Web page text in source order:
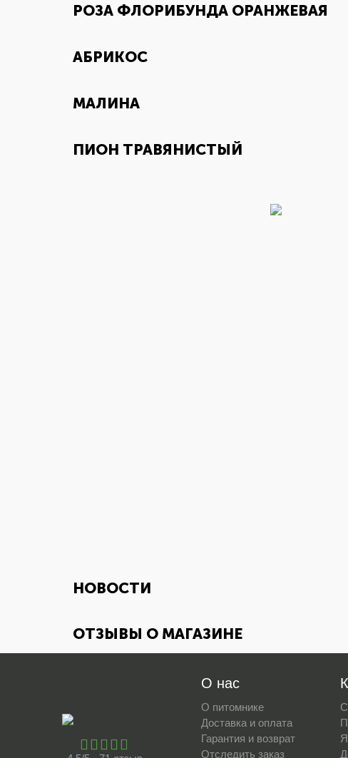
РОЗА ФЛОРИБУНДА ОРАНЖЕВАЯ
АБРИКОС
МАЛИНА
ПИОН ТРАВЯНИСТЫЙ
НОВОСТИ
ОТЗЫВЫ О МАГАЗИНЕ
О нас
О питомнике
Доставка и оплата
Гарантия и возврат
Отследить заказ